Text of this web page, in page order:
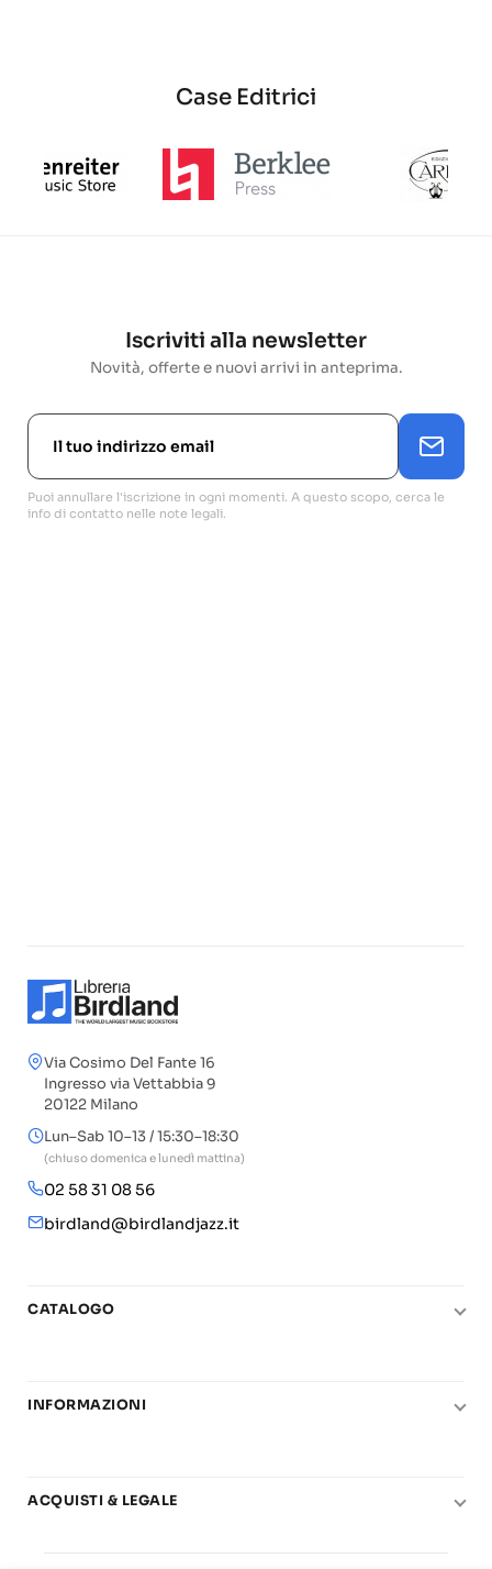
Case Editrici
Iscriviti alla newsletter
Novità, offerte e nuovi arrivi in anteprima.
Puoi annullare l'iscrizione in ogni momenti. A questo scopo, cerca le
info di contatto nelle note legali.
Via Cosimo Del Fante 16
Ingresso via Vettabbia 9
20122 Milano
Lun–Sab 10–13 / 15:30–18:30
(chiuso domenica e lunedì mattina)
02 58 31 08 56
birdland@birdlandjazz.it
CATALOGO
Chitarra
Basi play-along
INFORMAZIONI
Carta del Docente
ACQUISTI & LEGALE